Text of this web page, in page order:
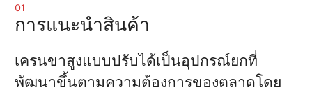
01
การแนะนำสินค้า
เครนขาสูงแบบปรับได้เป็นอุปกรณ์ยกที่
พัฒนาขึ้นตามความต้องการของตลาดโดย